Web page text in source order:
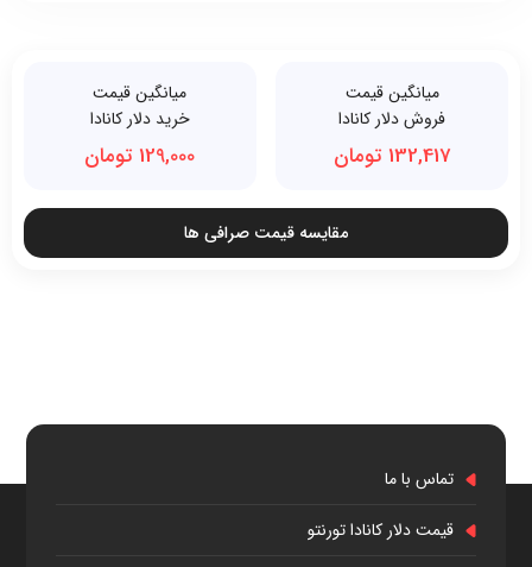
میانگین قیمت
فروش دلار کانادا
132,417 تومان
میانگین قیمت
خرید دلار کانادا
129,000 تومان
مقایسه قیمت صرافی ها
تماس با ما
قیمت دلار کانادا تورنتو